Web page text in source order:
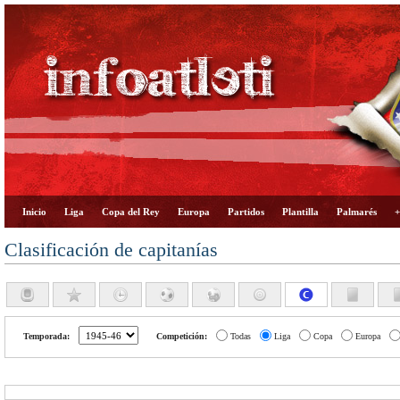
Inicio Liga Copa del Rey Europa Partidos Plantilla Palmarés
Clasificación de capitanías
Temporada: Competición: Todas Liga Copa Europa